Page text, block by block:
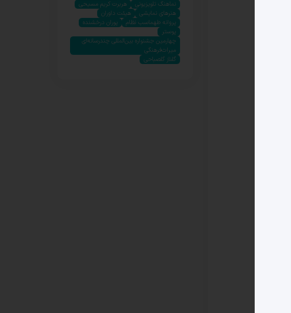
نماهنگ تلویزیونی
هربرت کریم مسیحی
هنرهای نمایشی
هیئت داوران
پروانه طهماسب نظام
پوران درخشنده
پوستر
چهارمین جشنواره بین‌المللی چندرسانه‌ای
میراث‌فرهنگی
گلناز گلصباحی